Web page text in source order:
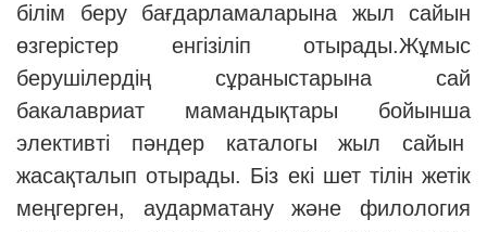
білім беру бағдарламаларына жыл сайын
өзгерістер енгізіліп отырады.Жұмыс
берушілердің сұраныстарына сай
бакалавриат мамандықтары бойынша
элективті пәндер каталогы жыл сайын
жасақталып отырады. Біз екі шет тілін жетік
меңгерген, аударматану және филология